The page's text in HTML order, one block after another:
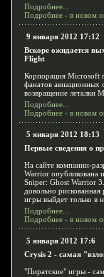
Подробнее...
Подробнее - в новом
9 января 2012 17:12
Вскоре ожидается
Flight
Корпорация Microsoft
фанатов авиационных
возвращение леталки
Подробнее...
Подробнее - в новом
5 января 2012 18:13
Первые сведения о
На сайте компании-
Warrior опубликована
Sniper: Ghost Warrior
довольно рискованная
игры выйдет только в
Подробнее...
Подробнее - в новом
5 января 2012 17:6
Crysis 2 - самая
"Пиратские" игры -